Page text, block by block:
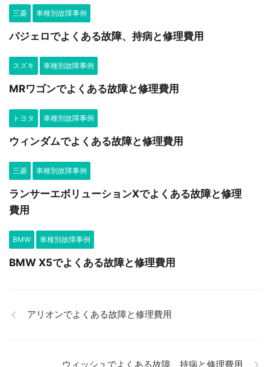
三菱 車種別故障事例
パジェロでよくある故障、持病と修理費用
スズキ 車種別故障事例
MRワゴンでよくある故障と修理費用
トヨタ 車種別故障事例
ウィンダムでよくある故障と修理費用
三菱 車種別故障事例
ランサーエボリューションXでよくある故障と修理
費用
BMW 車種別故障事例
BMW X5でよくある故障と修理費用
アリオンでよくある故障と修理費用
ウィッシュでよくある故障、持病と修理費用